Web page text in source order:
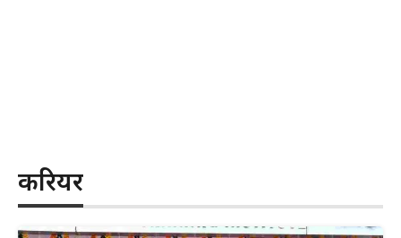
करियर